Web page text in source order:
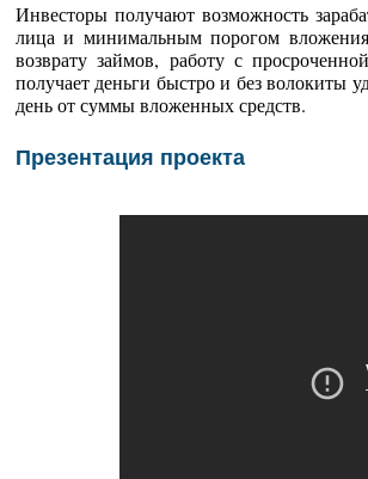
Инвесторы получают возможность
лица и минимальным порогом
возврату займов, работу с
получает деньги быстро и без волокиты
день от суммы вложенных средств.
Презентация проекта